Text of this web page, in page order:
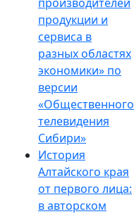
продукции и
сервиса в
разных областях
экономики» по
версии
«Общественного
телевидения
Сибири»
История
Алтайского края
от первого лица:
в авторском